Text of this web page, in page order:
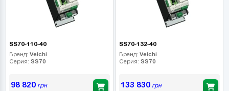
SS70-110-40
Бренд: Veichi
Серия: SS70
98 820грн
SS70-132-40
Бренд: Veichi
Серия: SS70
133 830грн